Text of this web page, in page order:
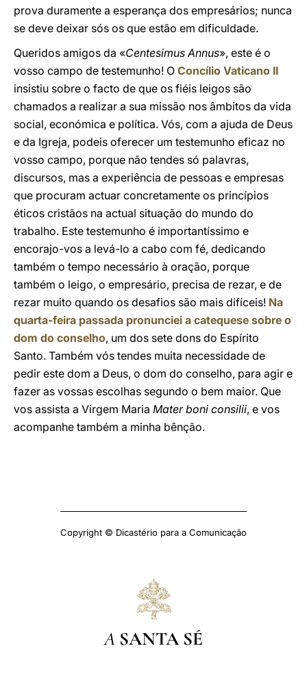
prova duramente a esperança dos empresários; nunca
se deve deixar sós os que estão em dificuldade.
Queridos amigos da «Centesimus Annus», este é o
vosso campo de testemunho! O Concílio Vaticano II
insistiu sobre o facto de que os fiéis leigos são
chamados a realizar a sua missão nos âmbitos da vida
social, económica e política. Vós, com a ajuda de Deus
e da Igreja, podeis oferecer um testemunho eficaz no
vosso campo, porque não tendes só palavras,
discursos, mas a experiência de pessoas e empresas
que procuram actuar concretamente os princípios
éticos cristãos na actual situação do mundo do
trabalho. Este testemunho é importantíssimo e
encorajo-vos a levá-lo a cabo com fé, dedicando
também o tempo necessário à oração, porque
também o leigo, o empresário, precisa de rezar, e de
rezar muito quando os desafios são mais difíceis! Na
quarta-feira passada pronunciei a catequese sobre o
dom do conselho, um dos sete dons do Espírito
Santo. Também vós tendes muita necessidade de
pedir este dom a Deus, o dom do conselho, para agir e
fazer as vossas escolhas segundo o bem maior. Que
vos assista a Virgem Maria Mater boni consilii, e vos
acompanhe também a minha bênção.
Copyright © Dicastério para a Comunicação
A SANTA SÉ